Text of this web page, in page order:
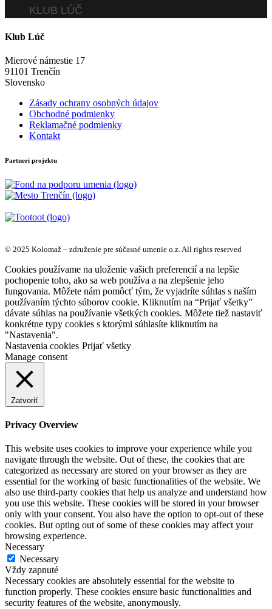
KLUB LÚČ
Klub Lúč
Mierové námestie 17
91101 Trenčín
Slovensko
Zásady ochrany osobných údajov
Obchodné podmienky
Reklamačné podmienky
Kontakt
Partneri projektu
© 2025 Kolomaž – združenie pre súčasné umenie o.z. All rights reserved
Cookies používame na uloženie vašich preferencií a na lepšie
pochopenie toho, ako sa web používa a na zlepšenie jeho
fungovania. Môžete nám pomôcť tým, že vyjadríte súhlas s naším
používaním týchto súborov cookie. Kliknutím na “Prijať všetky”
dávate súhlas na používanie všetkých cookies. Môžete tiež nastaviť
konkrétne typy cookies s ktorými súhlasíte kliknutím na
"Nastavenia".
Nastavenia cookies Prijať všetky
Manage consent
Zatvoriť
Privacy Overview
This website uses cookies to improve your experience while you
navigate through the website. Out of these, the cookies that are
categorized as necessary are stored on your browser as they are
essential for the working of basic functionalities of the website. We
also use third-party cookies that help us analyze and understand how
you use this website. These cookies will be stored in your browser
only with your consent. You also have the option to opt-out of these
cookies. But opting out of some of these cookies may affect your
browsing experience.
Necessary
Necessary
Vždy zapnuté
Necessary cookies are absolutely essential for the website to
function properly. These cookies ensure basic functionalities and
security features of the website, anonymously.